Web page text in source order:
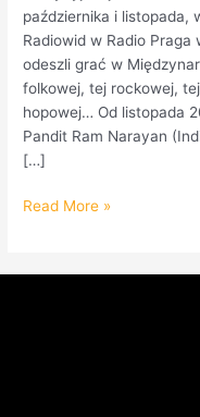
października i listopada,
Radiowid w Radio
odeszli grać w
folkowej, tej rockowej,
hopowej… Od listopada
Pandit Ram Narayan
[…]
Read More »